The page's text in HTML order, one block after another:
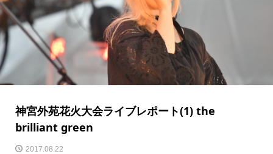
神宮外苑花火大会ライブレポート(1) the
brilliant green
2017.08.22